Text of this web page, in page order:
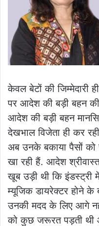
केवल बेटों की जिम्मेदारी
पर आदेश की बड़ी बहन की
आदेश की बड़ी बहन
देखभाल विजेता ही कर
अब उनके बकाया पैसों
खा रही हैं. आदेश
खूब उड़ी थी कि इंडस्ट्री
म्यूजिक डायरेक्टर होने के
उनकी मदद के लिए आगे
को कुछ जरूरत पड़ती